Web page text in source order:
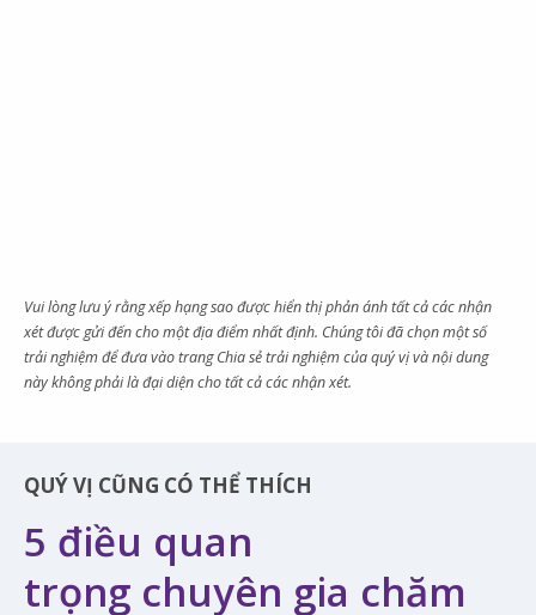
Vui lòng lưu ý rằng xếp hạng sao được hiển thị phản ánh tất cả các nhận
xét được gửi đến cho một địa điểm nhất định. Chúng tôi đã chọn một số
trải nghiệm để đưa vào trang Chia sẻ trải nghiệm của quý vị và nội dung
này không phải là đại diện cho tất cả các nhận xét.
QUÝ VỊ CŨNG CÓ THỂ THÍCH
5 điều quan
trọng chuyên gia chăm